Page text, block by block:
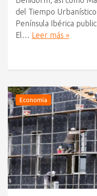
del Tiempo
Península Ibérica
El… Leer más »
Economía